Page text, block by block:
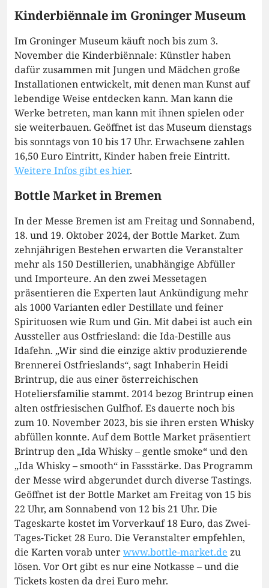
Kinderbiënnale im Groninger Museum
Im Groninger Museum käuft noch bis zum 3.
November die Kinderbiënnale: Künstler haben
dafür zusammen mit Jungen und Mädchen große
Installationen entwickelt, mit denen man Kunst auf
lebendige Weise entdecken kann. Man kann die
Werke betreten, man kann mit ihnen spielen oder
sie weiterbauen. Geöffnet ist das Museum dienstags
bis sonntags von 10 bis 17 Uhr. Erwachsene zahlen
16,50 Euro Eintritt, Kinder haben freie Eintritt.
Weitere Infos gibt es hier.
Bottle Market in Bremen
In der Messe Bremen ist am Freitag und Sonnabend,
18. und 19. Oktober 2024, der Bottle Market. Zum
zehnjährigen Bestehen erwarten die Veranstalter
mehr als 150 Destillerien, unabhängige Abfüller
und Importeure. An den zwei Messetagen
präsentieren die Experten laut Ankündigung mehr
als 1000 Varianten edler Destillate und feiner
Spirituosen wie Rum und Gin. Mit dabei ist auch ein
Aussteller aus Ostfriesland: die Ida-Destille aus
Idafehn. „Wir sind die einzige aktiv produzierende
Brennerei Ostfrieslands“, sagt Inhaberin Heidi
Brintrup, die aus einer österreichischen
Hoteliersfamilie stammt. 2014 bezog Brintrup einen
alten ostfriesischen Gulfhof. Es dauerte noch bis
zum 10. November 2023, bis sie ihren ersten Whisky
abfüllen konnte. Auf dem Bottle Market präsentiert
Brintrup den „Ida Whisky – gentle smoke“ und den
„Ida Whisky – smooth“ in Fassstärke. Das Programm
der Messe wird abgerundet durch diverse Tastings.
Geöffnet ist der Bottle Market am Freitag von 15 bis
22 Uhr, am Sonnabend von 12 bis 21 Uhr. Die
Tageskarte kostet im Vorverkauf 18 Euro, das Zwei-
Tages-Ticket 28 Euro. Die Veranstalter empfehlen,
die Karten vorab unterwww.bottle-market.de zu
lösen. Vor Ort gibt es nur eine Notkasse – und die
Tickets kosten da drei Euro mehr.